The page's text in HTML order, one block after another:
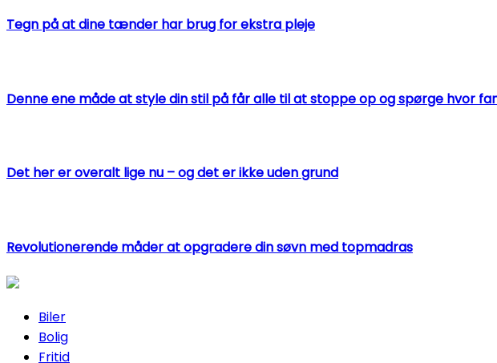
Tegn på at dine tænder har brug for ekstra pleje
Denne ene måde at style din stil på får alle til at stoppe op og spørge hvor
Det her er overalt lige nu – og det er ikke uden grund
Revolutionerende måder at opgradere din søvn med topmadras
Biler
Bolig
Fritid